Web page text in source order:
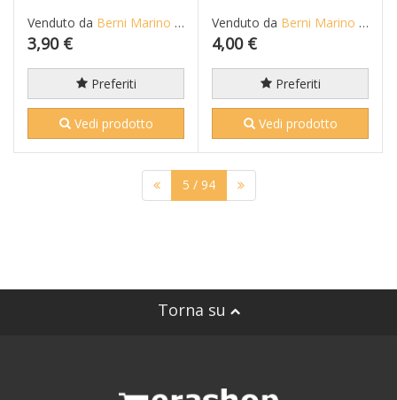
Venduto da Berni Marino di Mario S.n.c.
3,90 €
Preferiti
Vedi prodotto
Venduto da Berni Marino di Mario S.n.c.
4,00 €
Preferiti
Vedi prodotto
5 / 94
Torna su